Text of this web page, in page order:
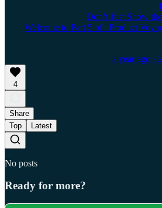
Don’t Just Show
Welcome to Part 5 of "Product
a year ago ·
4
Share
Top
Latest
No posts
Ready for more?